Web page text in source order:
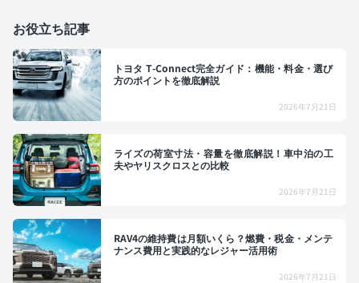
お役立ち記事
トヨタ T-Connect完全ガイド：機能・料金・選び
方のポイントを徹底解説
2026年7月21日
ライズの荷室寸法・容量を徹底解説！車中泊の工
夫やヤリスクロスとの比較
2026年7月21日
RAV4の維持費は月額いくら？燃費・税金・メンテ
ナンス費用と実践的なレジャー活用術
2026年7月21日